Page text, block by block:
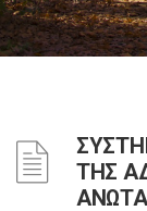
ΤΗΣ